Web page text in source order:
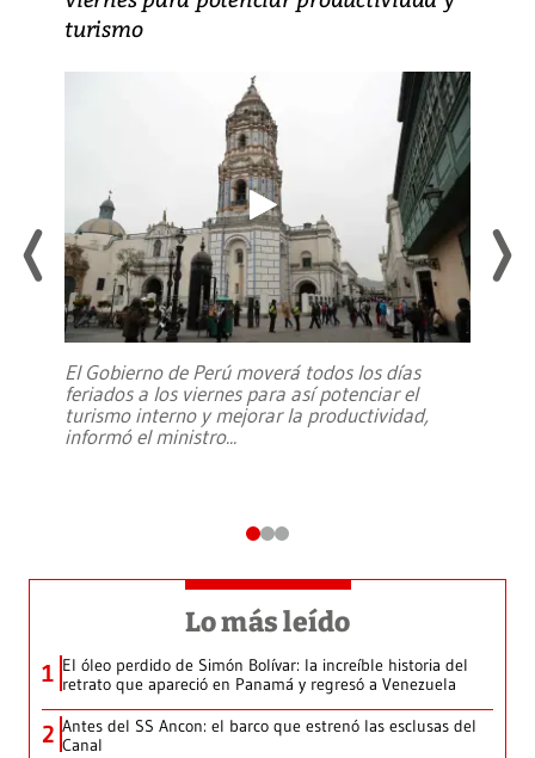
turismo
El Gobierno de Perú moverá todos los días
feriados a los viernes para así potenciar el
turismo interno y mejorar la productividad,
informó el ministro...
Lo más leído
1 El óleo perdido de Simón Bolívar: la increíble historia del
retrato que apareció en Panamá y regresó a Venezuela
2 Antes del SS Ancon: el barco que estrenó las esclusas del
Canal